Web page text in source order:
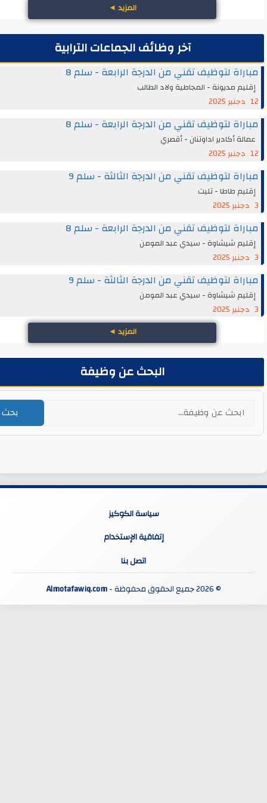
◄
آخر وظائف الجماعات الترابية
لتوظيف تقني من الدرجة الرابعة - سلم 8
مديونة - المجاطية ولاد الطالب
لتوظيف تقني من الدرجة الرابعة - سلم 8
أكادير اداوتنان - أقصري
لتوظيف تقني من الدرجة الثالثة - سلم 9
طاطا - تليت
لتوظيف تقني من الدرجة الرابعة - سلم 8
شيشاوة - سيدي عبد المومن
لتوظيف تقني من الدرجة الثالثة - سلم 9
شيشاوة - سيدي عبد المومن
◄
البحث عن وظيفة
سياسة الكوكيز
إتفاقية الإستخدام
اتصل بنا
Almotafawiq.com